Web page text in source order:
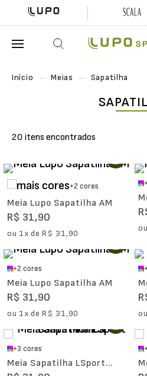
Início Meias Sapatilha
20
+2cores
Meia Lupo Sapatilha AM
R$ 31,90
ou 1x deR$ 31,90
+
ou
+2cores
Meia Lupo Sapatilha AM
R$ 31,90
ou 1x deR$ 31,90
+
ou
+3 cores
Meia Sapatilha LSport
+